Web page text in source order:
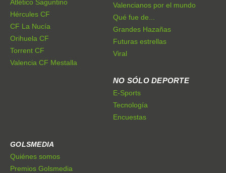
Atlético Saguntino
Hércules CF
CF La Nucía
Orihuela CF
Torrent CF
Valencia CF Mestalla
Valencianos por el mundo
Qué fue de...
Grandes Hazañas
Futuras estrellas
Viral
NO SÓLO DEPORTE
E-Sports
Tecnología
Encuestas
GOLSMEDIA
Quiénes somos
Premios Golsmedia